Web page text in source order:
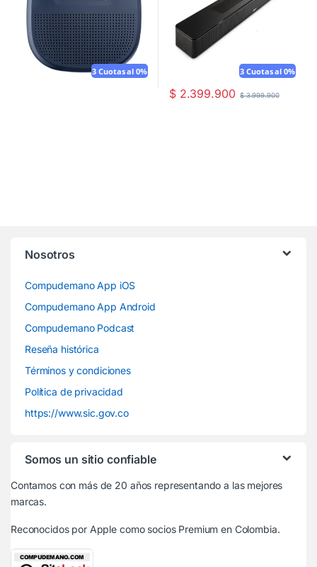
3 Cuotas al 0% 3 Cuotas al 0%
$2.399.900 $3.999.900
Nosotros
Compudemano App iOS
Compudemano App Android
Compudemano Podcast
Reseña histórica
Términos y condiciones
Política de privacidad
https://www.sic.gov.co
Somos un sitio confiable
Contamos con más de 20 años representando a las mejores
marcas.
Reconocidos por Apple como socios Premium en Colombia.